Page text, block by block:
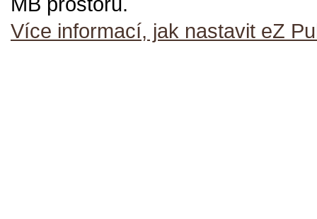
Více informací, jak nastavit eZ